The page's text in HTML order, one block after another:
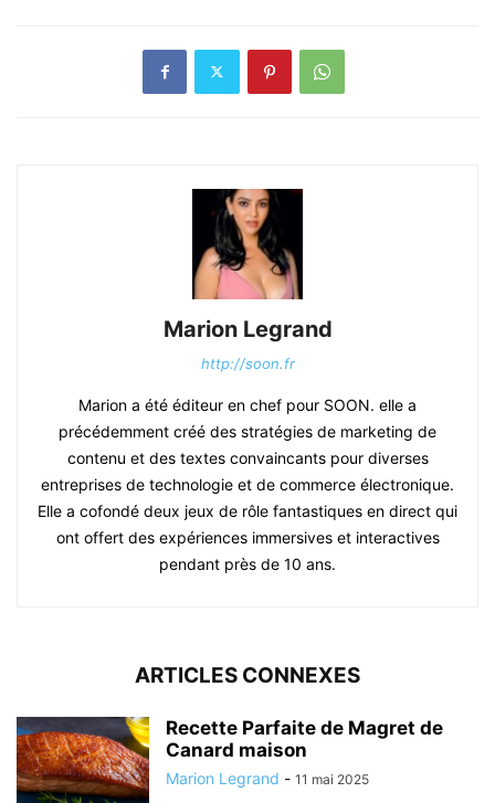
Marion Legrand
http://soon.fr
Marion a été éditeur en chef pour SOON. elle a
précédemment créé des stratégies de marketing de
contenu et des textes convaincants pour diverses
entreprises de technologie et de commerce électronique.
Elle a cofondé deux jeux de rôle fantastiques en direct qui
ont offert des expériences immersives et interactives
pendant près de 10 ans.
ARTICLES CONNEXES
Recette Parfaite de Magret de
Canard maison
Marion Legrand - 11 mai 2025